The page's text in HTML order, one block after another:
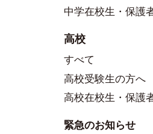
中学在校生・保護
高校
すべて
高校受験生の方へ
高校在校生・保護
緊急のお知らせ